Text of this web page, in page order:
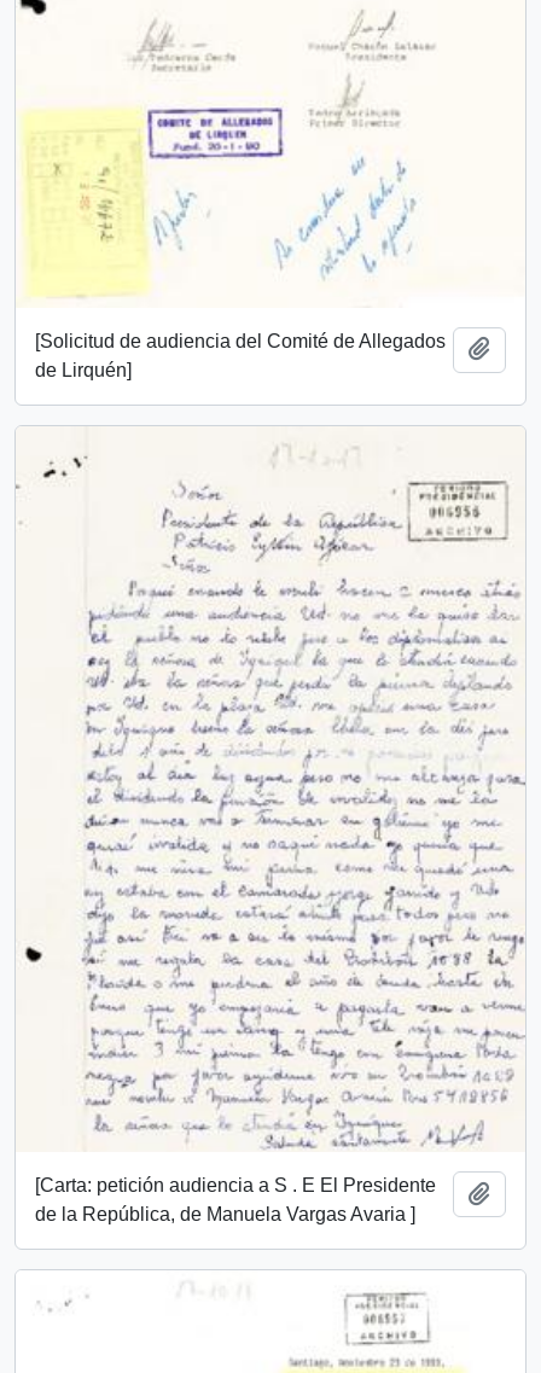
[Solicitud de audiencia del Comité de Allegados
de Lirquén]
[Carta: petición audiencia a S . E El Presidente
de la República, de Manuela Vargas Avaria ]